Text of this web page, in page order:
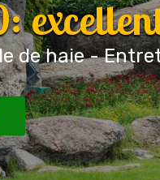
de haie -